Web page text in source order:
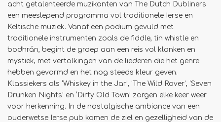
acht getalenteerde muzikanten van The Dutch Dubliners
een meeslepend programma vol traditionele Ierse en
Keltische muziek. Vanaf een podium gevuld met
traditionele instrumenten zoals de fiddle, tin whistle en
bodhrán, begint de groep aan een reis vol klanken en
mystiek, met vertolkingen van de liederen die het genre
hebben gevormd en het nog steeds kleur geven.
Klassiekers als ‘Whiskey in the Jar’, ‘The Wild Rover’, ‘Seven
Drunken Nights’ en ‘Dirty Old Town’ zorgen elke keer weer
voor herkenning. In de nostalgische ambiance van een
ouderwetse Ierse pub komen de ziel en gezelligheid van de